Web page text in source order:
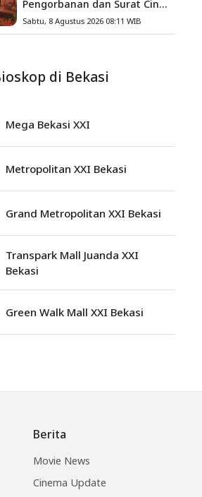
Pengorbanan dan Surat Cinta
yang Menyentuh Hati
Sabtu, 8 Agustus 2026 08:11 WIB
di Bekasi
Mega Bekasi XXI
Metropolitan XXI Bekasi
Grand Metropolitan XXI Bekasi
Transpark Mall Juanda XXI
Bekasi
Green Walk Mall XXI Bekasi
Berita
Movie News
Cinema Update